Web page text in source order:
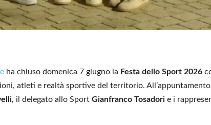
ha chiuso domenica 7 giugno la Festa dello Sport 2026
atleti e realtà sportive del territorio.
, il delegato allo Sport Gianfranco Tosadori e i